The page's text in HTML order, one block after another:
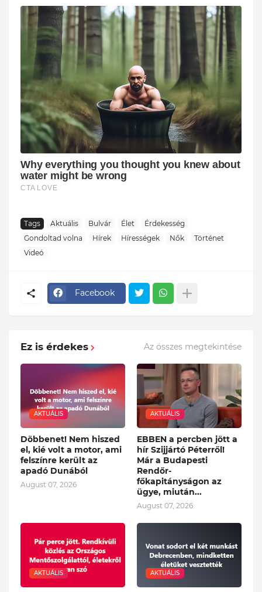
Tags Aktuális Bulvár Élet
Érdekesség
Gondoltad volna
Hírek Hírességek Nők
Történet
Videó
Facebook
Ez is érdekes Az összes megtekintése
AKTUÁLIS
Döbbenet! Nem hiszed
el, kié volt a motor, ami
felszínre került az
apadó Dunából
August 07, 2026
AKTUÁLIS
EBBEN a percben jött a
hír Szijjártó Péterről!
Már a Budapesti
Rendőr-
főkapitányságon az
ügye, miután...
August 07, 2026
AKTUÁLIS AKTUÁLIS